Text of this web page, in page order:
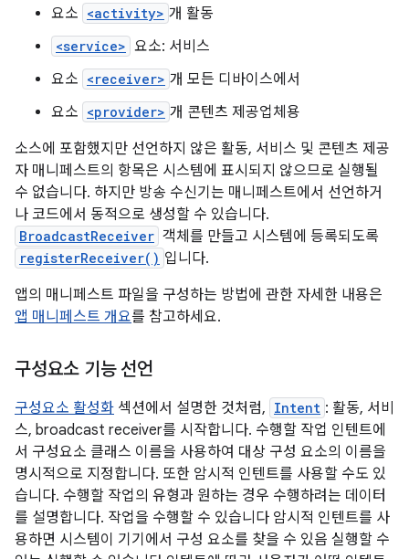
요소 <activity> 개 활동
<service> 요소: 서비스
요소 <receiver> 개 모든 디바이스에서
요소 <provider> 개 콘텐츠 제공업체용
소스에 포함했지만 선언하지 않은 활동, 서비스 및 콘텐츠 제공
자 매니페스트의 항목은 시스템에 표시되지 않으므로 실행될
수 없습니다. 하지만 방송 수신기는 매니페스트에서 선언하거
나 코드에서 동적으로 생성할 수 있습니다.
BroadcastReceiver 객체를 만들고 시스템에 등록되도록
registerReceiver() 입니다.
앱의 매니페스트 파일을 구성하는 방법에 관한 자세한 내용은
앱 매니페스트 개요를 참고하세요.
구성요소 기능 선언
구성요소 활성화 섹션에서 설명한 것처럼, Intent : 활동, 서비
스, broadcast receiver를 시작합니다. 수행할 작업 인텐트에
서 구성요소 클래스 이름을 사용하여 대상 구성 요소의 이름을
명시적으로 지정합니다. 또한 암시적 인텐트를 사용할 수도 있
습니다. 수행할 작업의 유형과 원하는 경우 수행하려는 데이터
를 설명합니다. 작업을 수행할 수 있습니다 암시적 인텐트를 사
용하면 시스템이 기기에서 구성 요소를 찾을 수 있음 실행할 수